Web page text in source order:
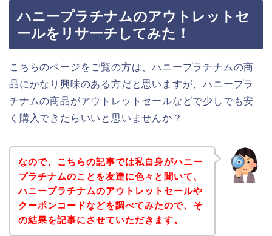
ハニープラチナムのアウトレットセ
ールをリサーチしてみた！
こちらのページをご覧の方は、ハニープラチナムの商
品にかなり興味のある方だと思いますが、ハニープラ
チナムの商品がアウトレットセールなどで少しでも安
く購入できたらいいと思いませんか？
なので、こちらの記事では私自身がハニー
プラチナムのことを友達に色々と聞いて、
ハニープラチナムのアウトレットセールや
クーポンコードなどを調べてみたので、そ
の結果を記事にさせていただきます。